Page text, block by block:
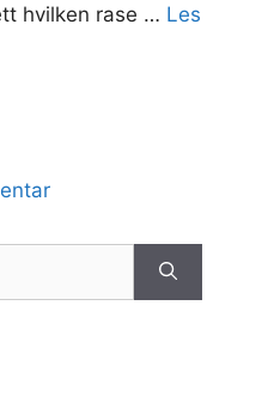
hvilken rase … Les